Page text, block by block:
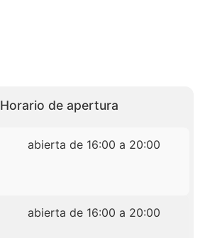
Horario de apertura
abierta de 16:00 a 20:00
abierta de 16:00 a 20:00